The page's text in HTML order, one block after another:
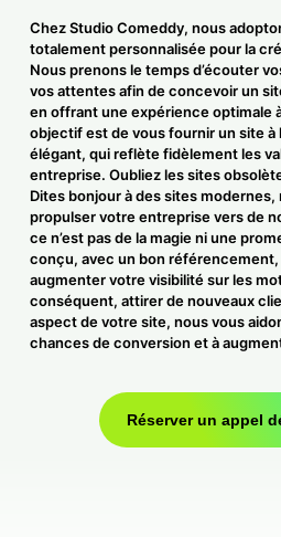
Chez Studio Comeddy, nous
totalement personnalisée pour la
Nous prenons le temps d’écouter
vos attentes afin de concevoir un
en offrant une expérience optimale
objectif est de vous fournir un site
élégant, qui reflète fidèlement les
entreprise. Oubliez les sites
Dites bonjour à des sites
propulser votre entreprise vers de
ce n’est pas de la magie ni une
conçu, avec un bon
augmenter votre visibilité sur les
conséquent, attirer de nouveaux
aspect de votre site, nous vous
chances de conversion et à
Réserver un appel